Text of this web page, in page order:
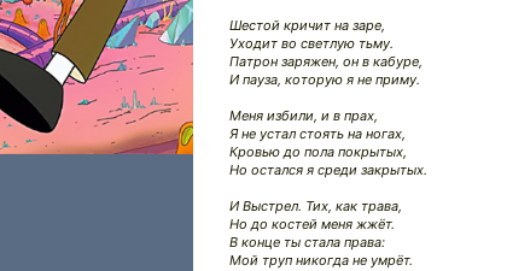
Шестой кричит на заре,
Уходит во светлую тьму.
Патрон заряжен, он в кабуре,
И пауза, которую я не приму.
Меня избили, и в прах,
Я не устал стоять на ногах,
Кровью до пола покрытых,
Но остался я среди закрытых.
И Выстрел. Тих, как трава,
Но до костей меня жжёт.
В конце ты стала права:
Мой труп никогда не умрёт.